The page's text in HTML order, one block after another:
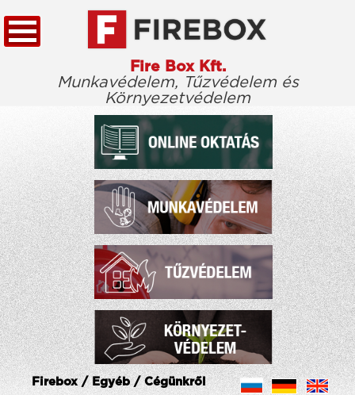
Fire Box Kft.
Munkavédelem, Tűzvédelem és
Környezetvédelem
KEZDŐLAP
TÖRVÉNYTÁR
CÉGÜNKRŐL
KIEMELT ÜGYFELEINK
ELÉRHETŐSÉG
Firebox / Egyéb / Cégünkről